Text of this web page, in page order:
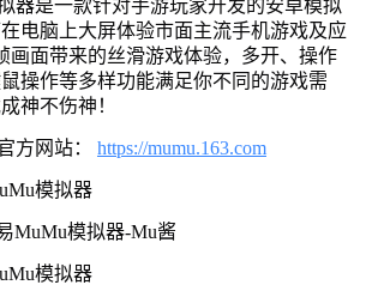
器是一款针对手游玩家开发的安卓模拟
电脑上大屏体验市面主流手机游戏及应
画面带来的丝滑游戏体验，多开、操作
操作等多样功能满足你不同的游戏需
神不伤神！
方网站： https://mumu.163.com
模拟器
MuMu模拟器-Mu酱
模拟器